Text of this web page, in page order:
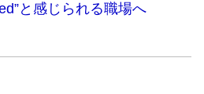
と感じられる職場へ